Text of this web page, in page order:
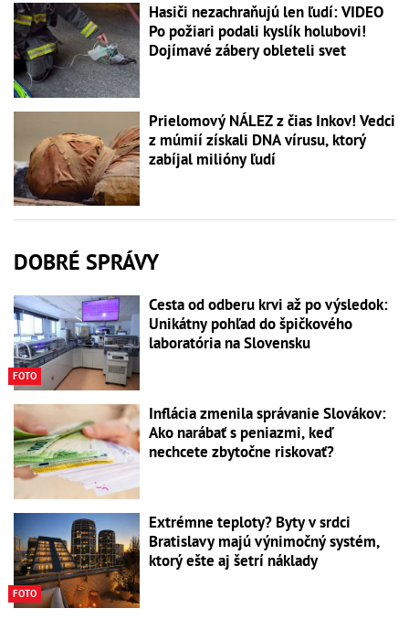
Hasiči nezachraňujú len ľudí: VIDEO
Po požiari podali kyslík holubovi!
Dojímavé zábery obleteli svet
Prielomový NÁLEZ z čias Inkov! Vedci
z múmií získali DNA vírusu, ktorý
zabíjal milióny ľudí
DOBRÉ SPRÁVY
FOTO
Cesta od odberu krvi až po výsledok:
Unikátny pohľad do špičkového
laboratória na Slovensku
Inflácia zmenila správanie Slovákov:
Ako narábať s peniazmi, keď
nechcete zbytočne riskovať?
FOTO
Extrémne teploty? Byty v srdci
Bratislavy majú výnimočný systém,
ktorý ešte aj šetrí náklady